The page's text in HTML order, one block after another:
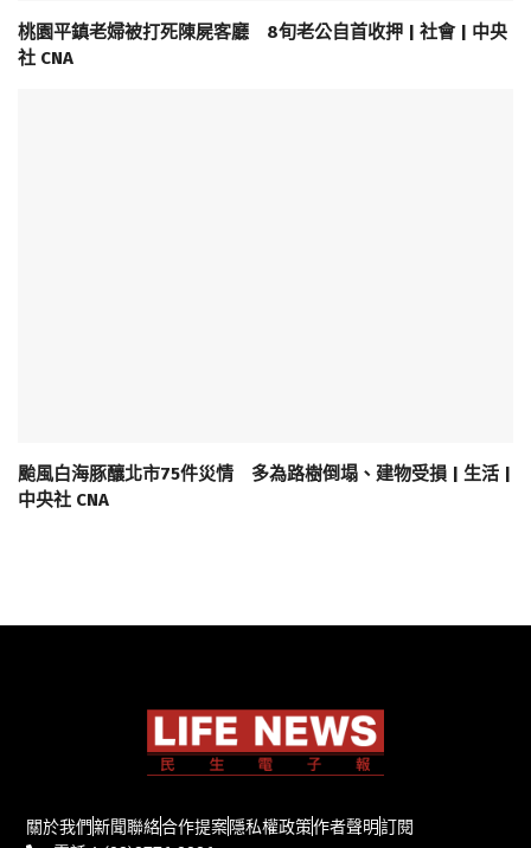
桃園平鎮老婦被打死陳屍客廳 8旬老公自首收押 | 社會 | 中央
社 CNA
颱風白海豚釀北市75件災情 多為路樹倒塌、建物受損 | 生活 |
中央社 CNA
關於我們新聞聯絡合作提案隱私權政策作者聲明訂閱